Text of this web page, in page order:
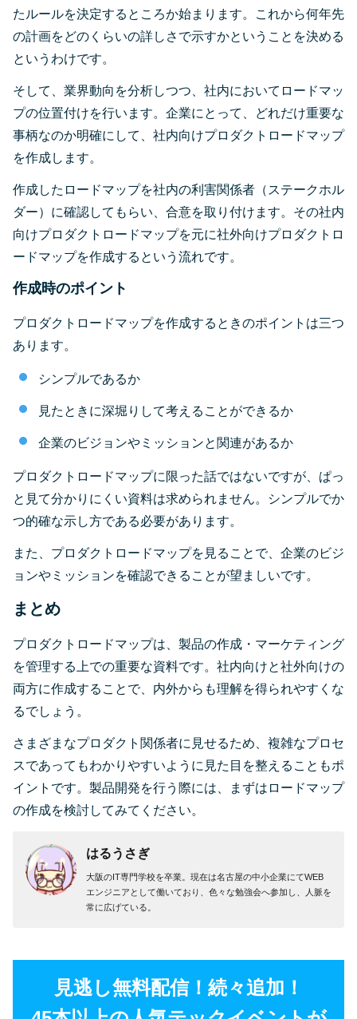
たルールを決定するところか始まります。これから何年先
の計画をどのくらいの詳しさで示すかということを決める
というわけです。
そして、業界動向を分析しつつ、社内においてロードマッ
プの位置付けを行います。企業にとって、どれだけ重要な
事柄なのか明確にして、社内向けプロダクトロードマップ
を作成します。
作成したロードマップを社内の利害関係者（ステークホル
ダー）に確認してもらい、合意を取り付けます。その社内
向けプロダクトロードマップを元に社外向けプロダクトロ
ードマップを作成するという流れです。
作成時のポイント
プロダクトロードマップを作成するときのポイントは三つ
あります。
シンプルであるか
見たときに深堀りして考えることができるか
企業のビジョンやミッションと関連があるか
プロダクトロードマップに限った話ではないですが、ぱっ
と見て分かりにくい資料は求められません。シンプルでか
つ的確な示し方である必要があります。
また、プロダクトロードマップを見ることで、企業のビジ
ョンやミッションを確認できることが望ましいです。
まとめ
プロダクトロードマップは、製品の作成・マーケティング
を管理する上での重要な資料です。社内向けと社外向けの
両方に作成することで、内外からも理解を得られやすくな
るでしょう。
さまざまなプロダクト関係者に見せるため、複雑なプロセ
スであってもわかりやすいように見た目を整えることもポ
イントです。製品開発を行う際には、まずはロードマップ
の作成を検討してみてください。
はるうさぎ
大阪のIT専門学校を卒業。現在は名古屋の中小企業にてWEB
エンジニアとして働いており、色々な勉強会へ参加し、人脈を
常に広げている。
見逃し無料配信！続々追加！